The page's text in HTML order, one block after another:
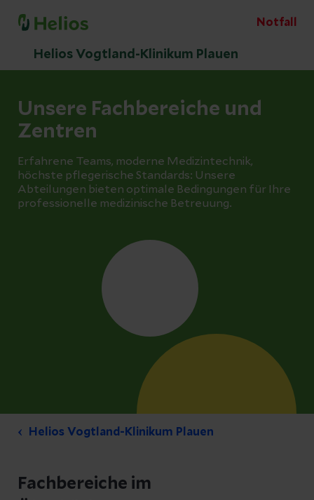
Notfall
Helios Vogtland-Klinikum Plauen
Unsere Fachbereiche und
Zentren
Erfahrene Teams, moderne Medizintechnik,
höchste pflegerische Standards: Unsere
Abteilungen bieten optimale Bedingungen für Ihre
professionelle medizinische Betreuung.
Helios Vogtland-Klinikum Plauen
Fachbereiche im